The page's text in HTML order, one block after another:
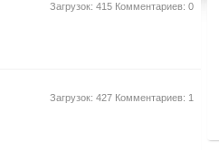
Загрузок: 415 Комментариев: 0
Загрузок: 427 Комментариев: 1